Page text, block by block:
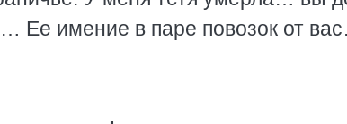
Ее имение в паре повозок от